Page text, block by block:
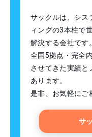
サックルは、シス
ィングの3本柱で
解決する会社です。
全国5拠点・完全
させてきた実績と
あります。
是非、お気軽にご
サ